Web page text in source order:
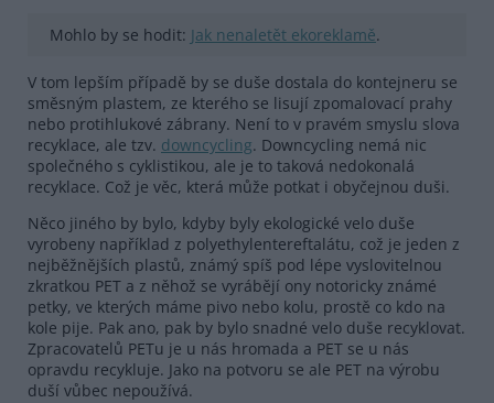
Mohlo by se hodit: Jak nenaletět ekoreklamě.
V tom lepším případě by se duše dostala do kontejneru se
směsným plastem, ze kterého se lisují zpomalovací prahy
nebo protihlukové zábrany. Není to v pravém smyslu slova
recyklace, ale tzv. downcycling. Downcycling nemá nic
společného s cyklistikou, ale je to taková nedokonalá
recyklace. Což je věc, která může potkat i obyčejnou duši.
Něco jiného by bylo, kdyby byly ekologické velo duše
vyrobeny například z polyethylentereftalátu, což je jeden z
nejběžnějších plastů, známý spíš pod lépe vyslovitelnou
zkratkou PET a z něhož se vyrábějí ony notoricky známé
petky, ve kterých máme pivo nebo kolu, prostě co kdo na
kole pije. Pak ano, pak by bylo snadné velo duše recyklovat.
Zpracovatelů PETu je u nás hromada a PET se u nás
opravdu recykluje. Jako na potvoru se ale PET na výrobu
duší vůbec nepoužívá.